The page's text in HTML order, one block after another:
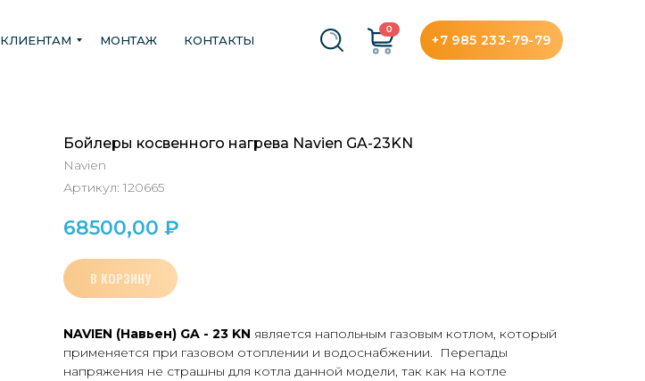
КЛИЕНТАМ МОНТАЖ КОНТАКТЫ
0
+7 985 233-79-79
Бойлеры косвенного нагрева Navien GA-23KN
Navien
Артикул: 120665
68500,00 ₽
В КОРЗИНУ
NAVIEN (Навьен) GA - 23 KN является напольным газовым котлом, который
применяется при газовом отоплении и водоснабжении. Перепады
напряжения не страшны для котла данной модели, так как на котле